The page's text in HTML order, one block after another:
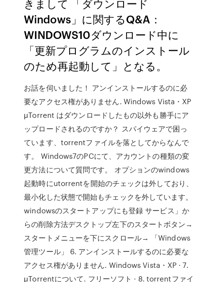
きまして 「ダウンロード
Windows」に関するQ&A：
WINDOWS10ダウンロード中に
「更新プログラムのインストール
のため再起動して」となる。
お話を伺いました！ アンインストールするのに必
要なアクセス権がありません. Windows Vista・XP
μTorrent はダウンロードしたもの以外も勝手にア
ップロードされるのですか？ スパイウェアで困っ
ています、torrentファイルを落としてからなんで
す。 Windows7のPCにて、アカウントの種類の変
更方法について質問です。 オプションのwindows
起動時にutorrentを開始のチェックは外しており、
最小化した状態で開始もチェックを外しています。
windowsのスタートアップにも登録 サービス」か
らの削除方法デスクトップ左下のスタートボタン→
スタートメニューを下にスクロール→ 「Windows
管理ツール」 6. アンインストールするのに必要な
アクセス権がありません. Windows Vista・XP · 7.
μTorrentについて. フリーソフト · 8. torrentファイ